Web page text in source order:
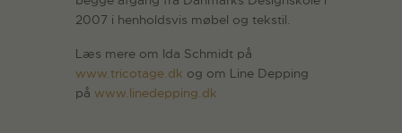
2007 i henholdsvis møbel og tekstil.
Læs mere om Ida Schmidt på
www.tricotage.dk og om Line Depping
på www.linedepping.dk